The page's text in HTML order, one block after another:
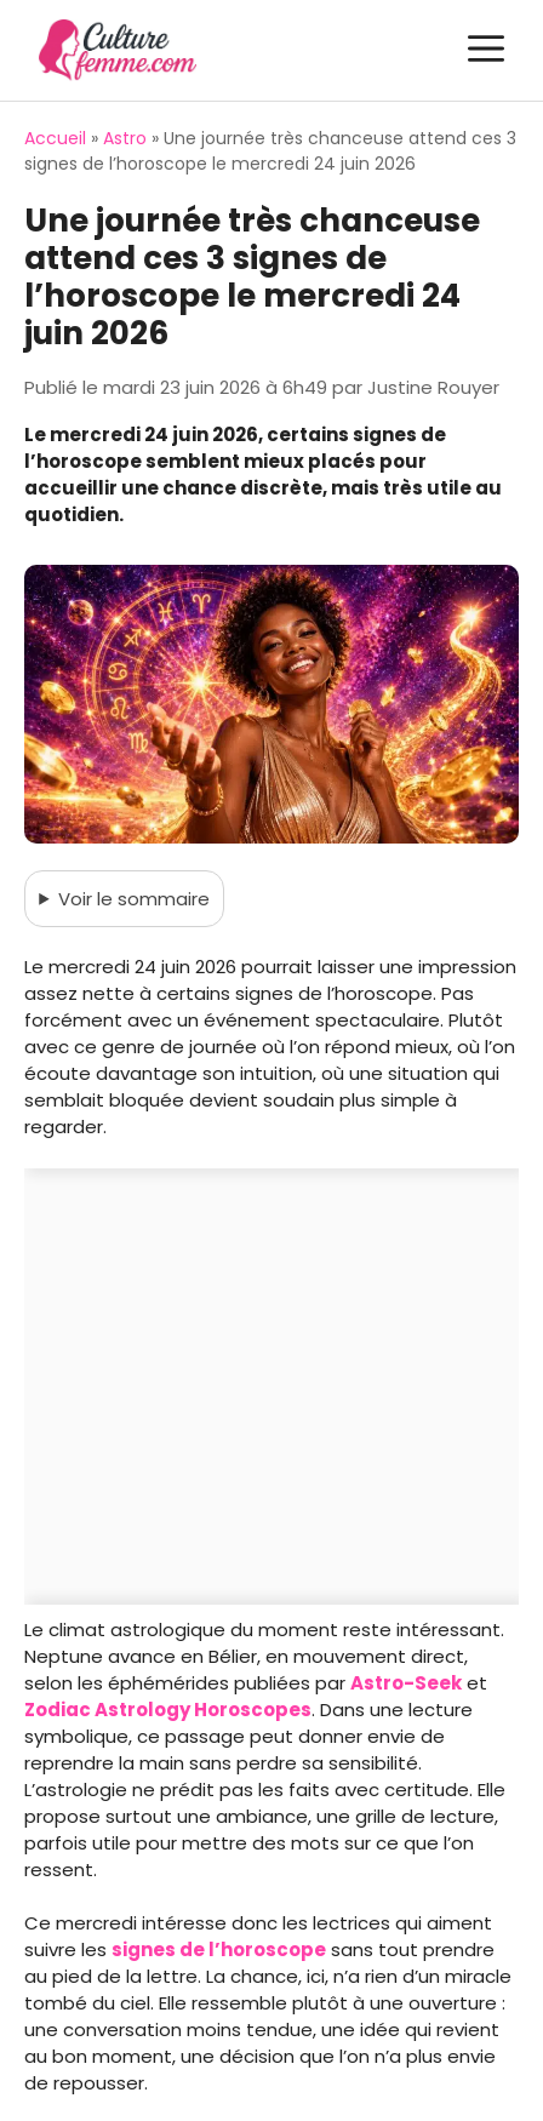
contenu
Accueil » Astro » Une journée très chanceuse attend ces 3
signes de l’horoscope le mercredi 24 juin 2026
Une journée très chanceuse
attend ces 3 signes de
l’horoscope le mercredi 24
juin 2026
Publié le mardi 23 juin 2026 à 6h49 parJustine Rouyer
Le mercredi 24 juin 2026, certains signes de
l’horoscope semblent mieux placés pour
accueillir une chance discrète, mais très utile au
quotidien.
Voirle sommaire
Le mercredi 24 juin 2026 pourrait laisser une impression
assez nette à certains signes de l’horoscope. Pas
forcément avec un événement spectaculaire. Plutôt
avec ce genre de journée où l’on répond mieux, où l’on
écoute davantage son intuition, où une situation qui
semblait bloquée devient soudain plus simple à
regarder.
Le climat astrologique du moment reste intéressant.
Neptune avance en Bélier, en mouvement direct,
selon les éphémérides publiées parAstro-Seeket
Zodiac Astrology Horoscopes. Dans une lecture
symbolique, ce passage peut donner envie de
reprendre la main sans perdre sa sensibilité.
L’astrologie ne prédit pas les faits avec certitude. Elle
propose surtout une ambiance, une grille de lecture,
parfois utile pour mettre des mots sur ce que l’on
ressent.
Ce mercredi intéresse donc les lectrices qui aiment
suivre les signes de l’horoscopesans tout prendre
au pied de la lettre. La chance, ici, n’a rien d’un miracle
tombé du ciel. Elle ressemble plutôt à une ouverture :
une conversation moins tendue, une idée qui revient
au bon moment, une décision que l’on n’a plus envie
de repousser.